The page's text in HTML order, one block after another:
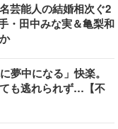
芸能人の結婚相次ぐ2
・田中みな実＆亀梨和
夢中になる」快楽。
も逃れられず…【不